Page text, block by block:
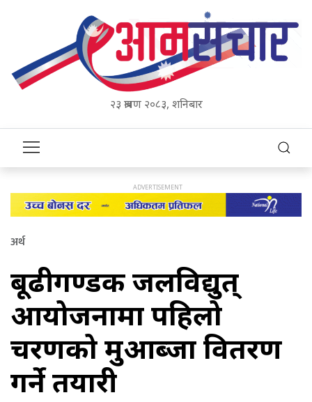
२३ श्रावण २०८३, शनिबार
अर्थ
बूढीगण्डकी जलविद्युत्
आयोजनामा पहिलो
चरणको मुआब्जा वितरण
गर्ने तयारी